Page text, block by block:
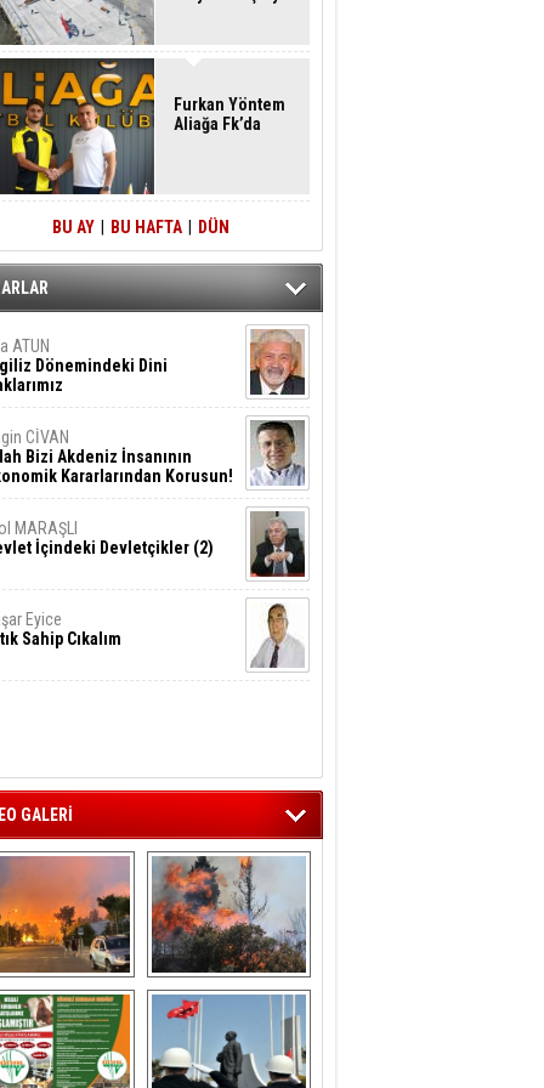
Furkan Yöntem
Aliağa Fk’da
BU AY BU HAFTA DÜN
ATUN
Dönemindeki Dini
CİVAN
Bizi Akdeniz İnsanının
Kararlarından Korusun!
MARAŞLI
İçindeki Devletçikler (2)
Eyice
Sahip Cıkalım
GALERİ
‘da  otluk
alanda çıkan
yangın evlere
sıçramadan
söndürüldü
Aliağa'nın Ciğerleri